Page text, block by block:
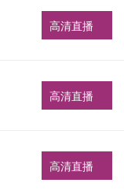
高清直播
高清直播
高清直播